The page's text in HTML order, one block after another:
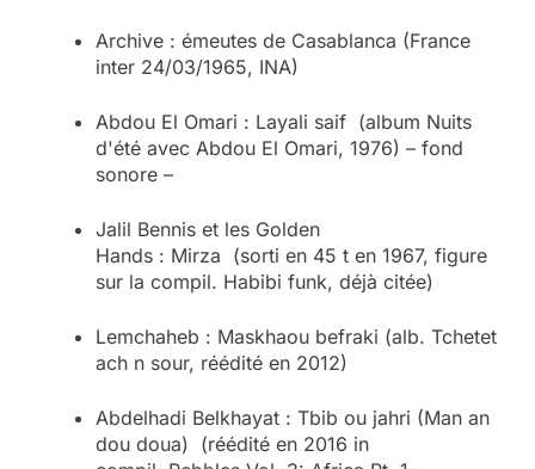
Archive : émeutes de Casablanca (France
inter 24/03/1965, INA)
Abdou El Omari : Layali saif (album Nuits
d'été avec Abdou El Omari, 1976) – fond
sonore –
Jalil Bennis et les Golden
Hands : Mirza (sorti en 45 t en 1967, figure
sur la compil. Habibi funk, déjà citée)
Lemchaheb : Maskhaou befraki (alb. Tchetet
ach n sour, réédité en 2012)
Abdelhadi Belkhayat : Tbib ou jahri (Man an
dou doua) (réédité en 2016 in